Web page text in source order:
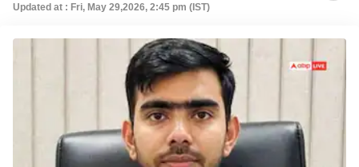
Updated at : Fri, May 29,2026, 2:45 pm (IST)